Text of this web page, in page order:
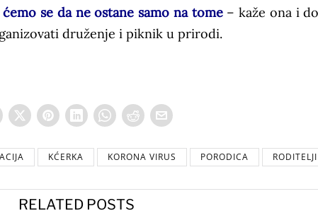
se da ne ostane samo na tome – kaže ona i
druženje i piknik u prirodi.
KĆERKA KORONA VIRUS PORODICA RODITELJI
RELATED POSTS